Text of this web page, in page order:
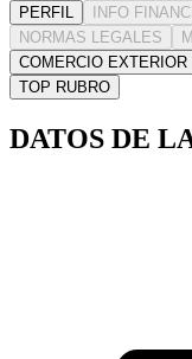
PERFIL INFO
NORMAS LEGALES
COMERCIO EXTERIOR
TOP RUBRO
DATOS DE